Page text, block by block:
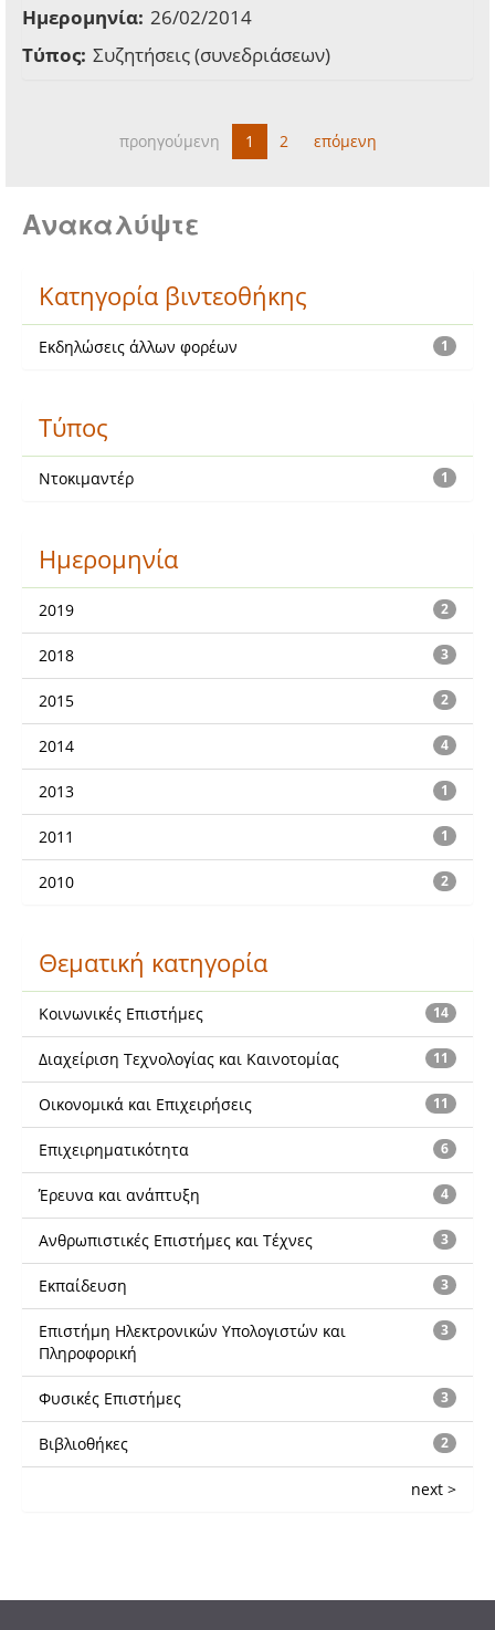
Ημερομηνία: 26/02/2014
Τύπος: Συζητήσεις (συνεδριάσεων)
προηγούμενη 1 2 επόμενη
Ανακαλύψτε
Κατηγορία βιντεοθήκης
1
Εκδηλώσεις άλλων φορέων
Τύπος
1
Ντοκιμαντέρ
Ημερομηνία
2
2019
3
2018
2
2015
4
2014
1
2013
1
2011
2
2010
Θεματική κατηγορία
14
Κοινωνικές Επιστήμες
11
Διαχείριση Τεχνολογίας και Καινοτομίας
11
Οικονομικά και Επιχειρήσεις
6
Επιχειρηματικότητα
4
Έρευνα και ανάπτυξη
3
Ανθρωπιστικές Επιστήμες και Τέχνες
3
Εκπαίδευση
3
Επιστήμη Ηλεκτρονικών Υπολογιστών και
Πληροφορική
3
Φυσικές Επιστήμες
2
Βιβλιοθήκες
next >